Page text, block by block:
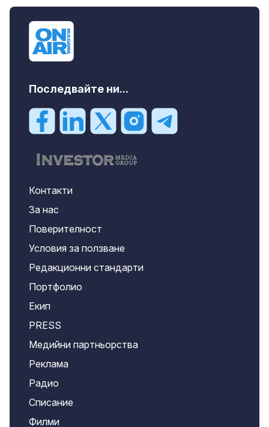
Последвайте ни...
Контакти
За нас
Поверителност
Условия за ползване
Редакционни стандарти
Портфолио
Екип
PRESS
Медийни партньорства
Реклама
Радио
Списание
Филми